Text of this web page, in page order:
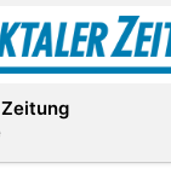
Abonnieren